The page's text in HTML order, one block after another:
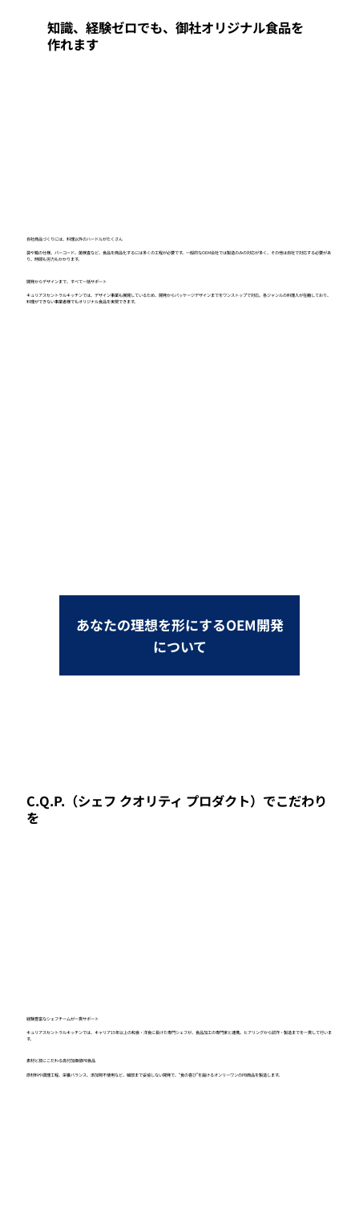
知識、経験ゼロでも、御社オリジナル食品を
作れます
自社商品づくりには、料理以外のハードルがたくさん
袋や箱の仕様、バーコード、菌検査など、食品を商品化するには多くの工程が必要です。一般的なOEM会社では製造のみの対応が多く、その他は自社で対応する必要があ
り、時間も労力もかかります。
開発からデザインまで、すべて一括サポート
キュリアスセントラルキッチンでは、デザイン事業も展開しているため、開発からパッケージデザインまでをワンストップで対応。各ジャンルの料理人が在籍しており、
料理ができない事業者様でもオリジナル食品を実現できます。
あなたの理想を形にするOEM開発
について
C.Q.P.（シェフ クオリティ プロダクト）でこだわり
を
経験豊富なシェフチームが一貫サポート
キュリアスセントラルキッチンでは、キャリア15年以上の和食・洋食に長けた専門シェフが、食品加工の専門家と連携。ヒアリングから試作・製造までを一貫して行いま
す。
素材と技にこだわる高付加価値PB食品
原材料や調理工程、栄養バランス、添加物不使用など、細部まで妥協しない開発で、“食の喜び”を届けるオンリーワンのPB商品を製造します。